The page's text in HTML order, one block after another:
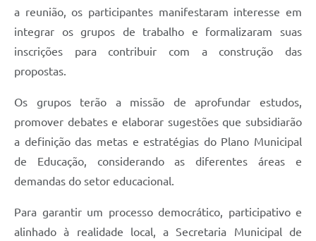
a reunião, os participantes manifestaram interesse em
integrar os grupos de trabalho e formalizaram suas
inscrições para contribuir com a construção das
propostas.
Os grupos terão a missão de aprofundar estudos,
promover debates e elaborar sugestões que subsidiarão
a definição das metas e estratégias do Plano Municipal
de Educação, considerando as diferentes áreas e
demandas do setor educacional.
Para garantir um processo democrático, participativo e
alinhado à realidade local, a Secretaria Municipal de